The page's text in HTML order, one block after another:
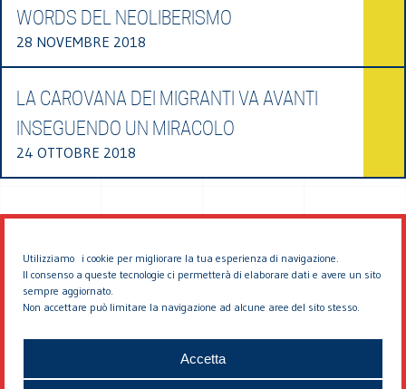
Utilizziamo i cookie per migliorare la tua esperienza di navigazione.
Il consenso a queste tecnologie ci permetterà di elaborare dati e avere un sito
sempre aggiornato.
Non accettare può limitare la navigazione ad alcune aree del sito stesso.
Accetta
WORDS DEL NEOLIBERISMO
28 NOVEMBRE 2018
LA CAROVANA DEI MIGRANTI VA AVANTI
INSEGUENDO UN MIRACOLO
24 OTTOBRE 2018
© 2026 EDDYBURG